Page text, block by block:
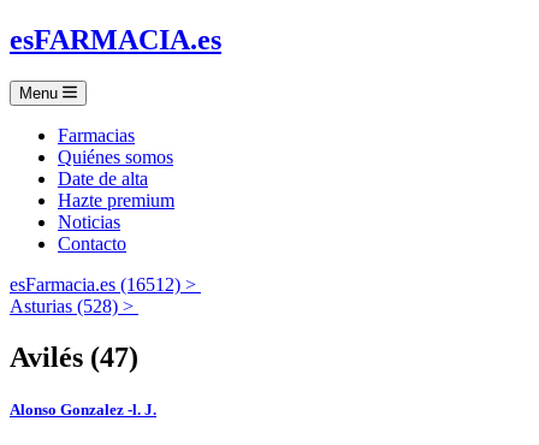
esFARMACIA.es
Menu
Farmacias
Quiénes somos
Date de alta
Hazte premium
Noticias
Contacto
esFarmacia.es (16512) >
Asturias (528) >
Avilés (47)
Alonso Gonzalez -l. J.